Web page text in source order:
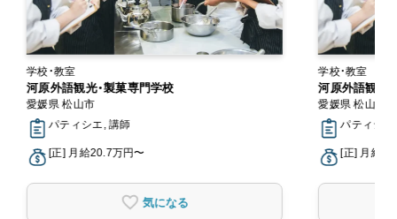
学校・教室
河原外語観光・製菓専門学校
愛媛県 松山市
パティシエ, 講師
[正] 月給20.7万円〜
気になる
学校・教室
河原外語観光
愛媛県 松山市
パティシエ
[正] 月給